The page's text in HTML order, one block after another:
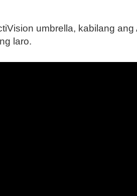
umbrella, kabilang ang
laro.